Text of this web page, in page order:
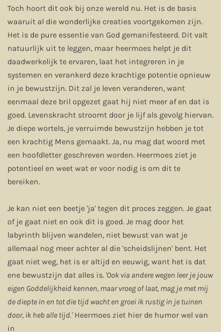
Toch hoort dit ook bij onze wereld nu. Het is de basis
waaruit al die wonderlijke creaties voortgekomen zijn.
Het is de pure essentie van God gemanifesteerd. Dit valt
natuurlijk uit te leggen, maar heermoes helpt je dit
daadwerkelijk te ervaren, laat het integreren in je
systemen en verankerd deze krachtige potentie opnieuw
in je bewustzijn. Dit zal je leven veranderen, want
eenmaal deze bril opgezet gaat hij niet meer af en dat is
goed. Levenskracht stroomt door je lijf als gevolg hiervan.
Je diepe wortels, je verruimde bewustzijn hebben je tot
een krachtig Mens gemaakt. Ja, nu mag dat woord met
een hoofdletter geschreven worden. Heermoes ziet je
potentieel en weet wat er voor nodig is om dit te
bereiken.
Je kan niet een beetje 'ja' tegen dit proces zeggen. Je gaat
of je gaat niet en ook dit is goed. Je mag door het
labyrinth blijven wandelen, niet bewust van wat je
allemaal nog meer achter al die 'scheidslijnen' bent. Het
gaat niet weg, het is er altijd en eeuwig, want het is dat
ene bewustzijn dat alles is. 'Ook via andere wegen leer je jouw
eigen Goddelijkheid kennen, maar vroeg of laat, mag je met mij
de diepte in en tot die tijd wacht en groei ik rustig in je tuinen
door, ik heb alle tijd.'Heermoes ziet hier de humor wel van
in